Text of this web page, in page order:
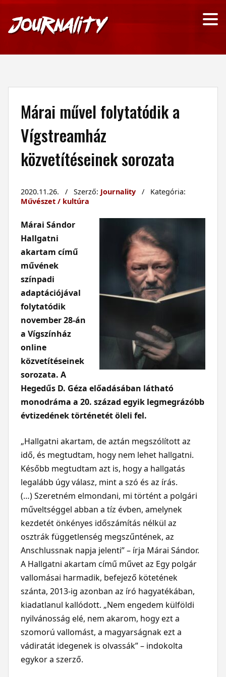
Márai művel folytatódik a
Vígstreamház
közvetítéseinek sorozata
2020.11.26. / Szerző: Journality/ Kategória:
Művészet / kultúra
Márai Sándor
Hallgatni
akartam című
művének
színpadi
adaptációjával
folytatódik
november 28-án
a Vígszínház
online
közvetítéseinek
sorozata. A
Hegedűs D. Géza előadásában látható
monodráma a 20. század egyik legmegrázóbb
évtizedének történetét öleli fel.
„Hallgatni akartam, de aztán megszólított az
idő, és megtudtam, hogy nem lehet hallgatni.
Később megtudtam azt is, hogy a hallgatás
legalább úgy válasz, mint a szó és az írás.
(…) Szeretném elmondani, mi történt a polgári
műveltséggel abban a tíz évben, amelynek
kezdetét önkényes időszámítás nélkül az
osztrák függetlenség megszűntének, az
Anschlussnak napja jelenti” – írja Márai Sándor.
A Hallgatni akartam című művet az Egy polgár
vallomásai harmadik, befejező kötetének
szánta, 2013-ig azonban az író hagyatékában,
kiadatlanul kallódott. „Nem engedem külföldi
nyilvánosság elé, nem akarom, hogy ezt a
szomorú vallomást, a magyarságnak ezt a
vádiratát idegenek is olvassák” – indokolta
egykor a szerző.